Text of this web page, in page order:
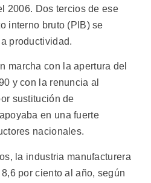
2006. Dos tercios de ese
interno bruto (PIB) se
productividad.
marcha con la apertura del
y con la renuncia al
sustitución de
en una fuerte
nacionales.
la industria manufacturera
por ciento al año, según